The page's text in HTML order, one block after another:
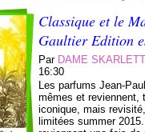
Classique et le
Gaultier Edition
Par DAME
16:30
Les parfums Jean-
mêmes et reviennent,
iconique, mais
limitées summer